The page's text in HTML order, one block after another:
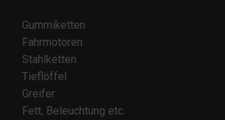
Gummiketten
Fahrmotoren
Stahlketten
Tieflöffel
Greifer
Fett, Beleuchtung etc.